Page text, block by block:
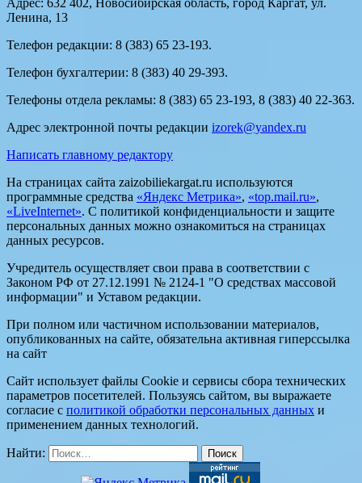
Адрес: 632 402, Новосибирская область, город Каргат, ул.
Ленина, 13
Телефон редакции: 8 (383) 65 23-193.
Телефон бухгалтерии: 8 (383) 40 29-393.
Телефоны отдела рекламы: 8 (383) 65 23-193, 8 (383) 40 22-363.
Адрес электронной почты редакции izorek@yandex.ru
Написать главному редактору
На страницах сайта zaizobiliekargat.ru используются
программные средства «Яндекс Метрика», «top.mail.ru»,
«LiveInternet». С политикой конфиденциальности и защите
персональных данных можно ознакомиться на страницах
данных ресурсов.
Учредитель осуществляет свои права в соответствии с
Законом РФ от 27.12.1991 № 2124-1 "О средствах массовой
информации" и Уставом редакции.
При полном или частичном использовании материалов,
опубликованных на сайте, обязательна активная гиперссылка
на сайт
Сайт использует файлы Cookie и сервисы сбора технических
параметров посетителей. Пользуясь сайтом, вы выражаете
согласие с политикой обработки персональных данных и
применением данных технологий.
Найти: